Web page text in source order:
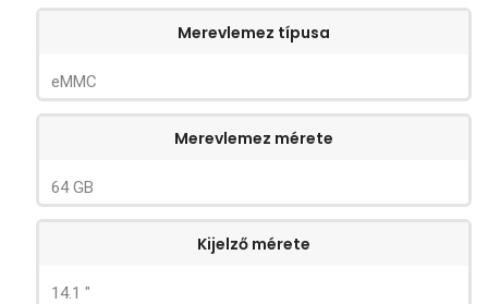
Merevlemez típusa
eMMC
Merevlemez mérete
64 GB
Kijelző mérete
14.1 "